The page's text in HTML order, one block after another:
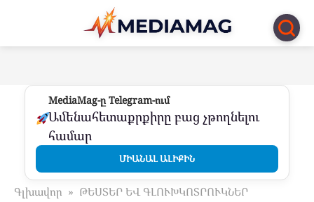
Перейти
контенту
MediaMag-ը Telegram-ում
Ամենահետաքրքիրը բաց չթողնելու
համար
ՄԻԱՆԱԼ ԱԼԻՔԻՆ
Գլխավոր » ԹԵՍՏԵՐ ԵՎ ԳԼՈՒԽԿՈՏՐՈՒԿՆԵՐ